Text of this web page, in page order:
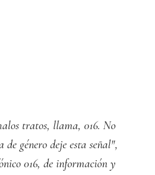
tratos, llama, 016. No
de género deje esta señal",
016, de información y